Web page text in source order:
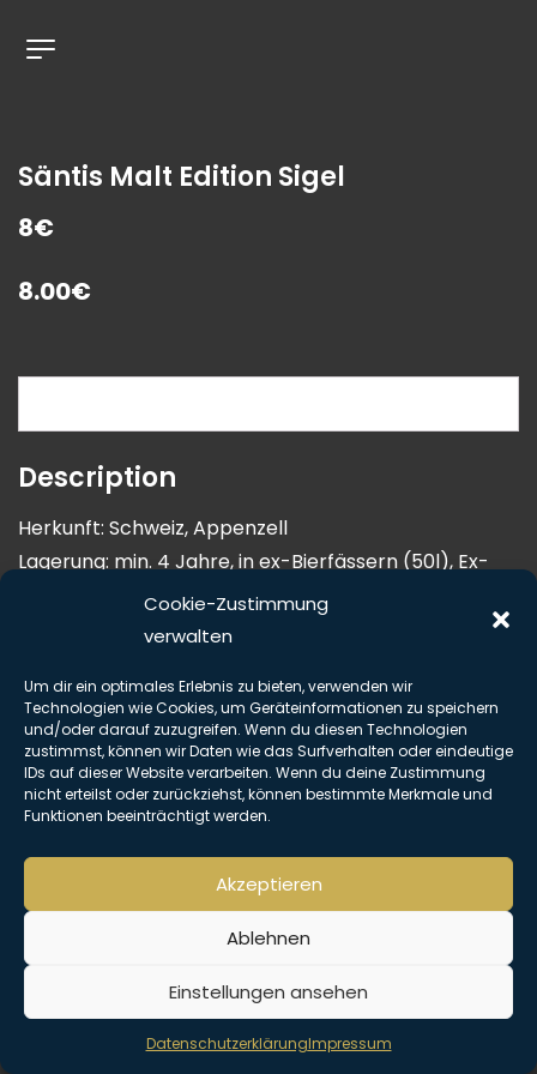
Cookie-Zustimmung
verwalten
Um dir ein optimales Erlebnis zu bieten, verwenden wir
Technologien wie Cookies, um Geräteinformationen zu speichern
und/oder darauf zuzugreifen. Wenn du diesen Technologien
zustimmst, können wir Daten wie das Surfverhalten oder eindeutige
IDs auf dieser Website verarbeiten. Wenn du deine Zustimmung
nicht erteilst oder zurückziehst, können bestimmte Merkmale und
Funktionen beeinträchtigt werden.
Akzeptieren
Ablehnen
Einstellungen ansehen
DatenschutzerklärungImpressum
Säntis Malt Edition Sigel
8€
8.00€
Description
Herkunft: Schweiz, Appenzell
Lagerung: min. 4 Jahre, in ex-Bierfässern (50l), Ex-
Alkoholanteil: 40%
Aroma: fruchtig, Karamell, Vanille, Weinnoten,
Zitrusfrüchte, Malz
Geschmack: fruchtig, leicht würzig, Vanille,
Eichenholz
Abgang: lang und würzig
ungefärbt, nicht gekühlt gefiltert
Copyright © Alle Rechte vorbehalten. The Hemingway Club 2026 |
Impressum|Datenschutz